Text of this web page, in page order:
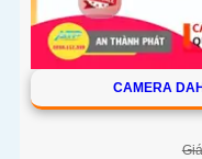
CAMERA